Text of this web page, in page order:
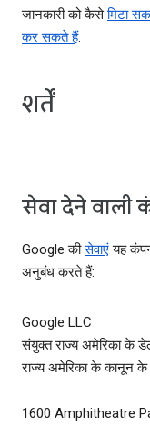
जानकारी को कैसेमिटा
कर सकते हैं.
शर्तें
सेवा देने वाली
Google कीसेवाएंयह
अनुबंध करते हैं:
Google LLC
संयुक्त राज्य अमेरिका के
राज्य अमेरिका के कानून के
1600 Amphitheatre